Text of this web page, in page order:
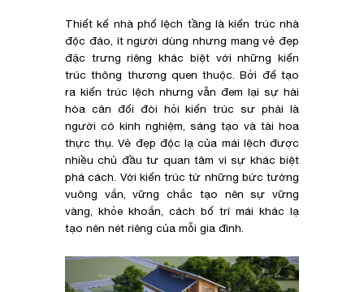
Thiết kế nhà phố lệch tầng là kiến trúc nhà
độc đáo, ít người dùng nhưng mang vẻ đẹp
đặc trưng riêng khác biệt với những kiến
trúc thông thương quen thuộc. Bởi để tạo
ra kiến trúc lệch nhưng vẫn đem lại sự hài
hòa cân đối đòi hỏi kiến trúc sư phải là
người có kinh nghiệm, sáng tạo và tài hoa
thực thụ. Vẻ đẹp độc lạ của mái lệch được
nhiều chủ đầu tư quan tâm vì sự khác biệt
phá cách. Với kiến trúc từ những bức tường
vuông vắn, vững chắc tạo nên sự vững
vàng, khỏe khoắn, cách bố trí mái khác lạ
tạo nên nét riêng của mỗi gia đình.